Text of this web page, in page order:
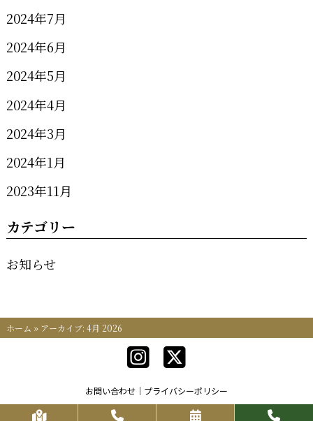
2024年7月
2024年6月
2024年5月
2024年4月
2024年3月
2024年1月
2023年11月
カテゴリー
お知らせ
ホーム » アーカイブ: 4月 2026
お問い合わせ プライバシーポリシー